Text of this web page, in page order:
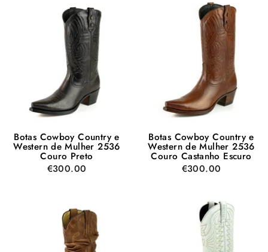
Botas Cowboy Country e
Western de Mulher 2536
Couro Preto
€300.00
Botas Cowboy Country e
Western de Mulher 2536
Couro Castanho Escuro
€300.00